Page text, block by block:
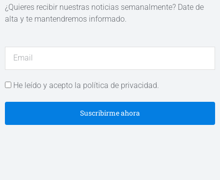
¿Quieres recibir nuestras noticias semanalmente? Date de
alta y te mantendremos informado.
He leído y acepto la política de privacidad.
Suscribirme ahora